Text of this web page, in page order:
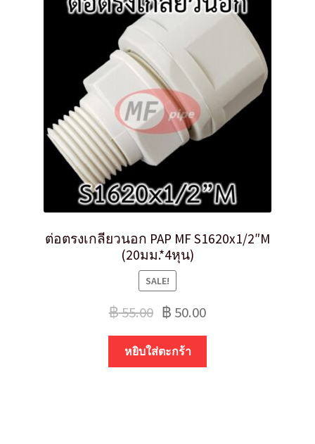
ต่อตรงเกลียวนอก PAP MF S1620x1/2″M
(20มม.*4หุน)
SALE!
฿55.00 ฿ 50.00
หยิบใส่ตะกร้า